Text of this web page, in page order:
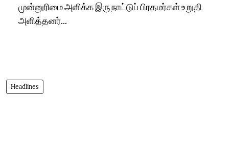
முன்னுரிமை அளிக்க இரு நாட்டுப் பிரதமர்கள் உறுதி
அளித்தனர்...
Headlines